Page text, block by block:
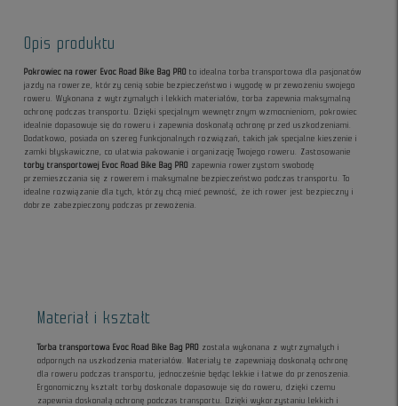
Opis produktu
Pokrowiec na rower Evoc Road Bike Bag PRO to idealna torba transportowa dla pasjonatów
jazdy na rowerze, którzy cenią sobie bezpieczeństwo i wygodę w przewożeniu swojego
roweru. Wykonana z wytrzymałych i lekkich materiałów, torba zapewnia maksymalną
ochronę podczas transportu. Dzięki specjalnym wewnętrznym wzmocnieniom, pokrowiec
idealnie dopasowuje się do roweru i zapewnia doskonałą ochronę przed uszkodzeniami.
Dodatkowo, posiada on szereg funkcjonalnych rozwiązań, takich jak specjalne kieszenie i
zamki błyskawiczne, co ułatwia pakowanie i organizację Twojego roweru. Zastosowanie
torby transportowej Evoc Road Bike Bag PRO zapewnia rowerzystom swobodę
przemieszczania się z rowerem i maksymalne bezpieczeństwo podczas transportu. To
idealne rozwiązanie dla tych, którzy chcą mieć pewność, że ich rower jest bezpieczny i
dobrze zabezpieczony podczas przewożenia.
Materiał i kształt
Torba transportowa Evoc Road Bike Bag PRO została wykonana z wytrzymałych i
odpornych na uszkodzenia materiałów. Materiały te zapewniają doskonałą ochronę
dla roweru podczas transportu, jednocześnie będąc lekkie i łatwe do przenoszenia.
Ergonomiczny kształt torby doskonale dopasowuje się do roweru, dzięki czemu
zapewnia doskonałą ochronę podczas transportu. Dzięki wykorzystaniu lekkich i